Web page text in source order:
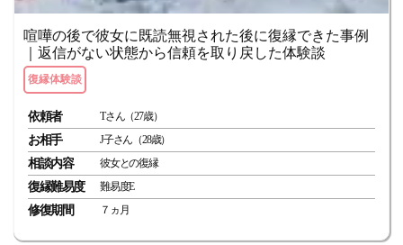
喧嘩の後で彼女に既読無視された後に復縁できた事例
｜返信がない状態から信頼を取り戻した体験談
復縁体験談
依頼者 Tさん（27歳）
お相手 J子さん（28歳）
相談内容 彼女との復縁
復縁難易度 難易度E
修復期間 ７ヵ月